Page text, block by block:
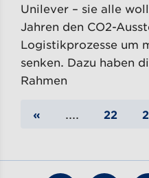
Unilever – sie alle
Jahren den CO2-
Logistikprozesse um
senken. Dazu haben
Rahmen
« 22